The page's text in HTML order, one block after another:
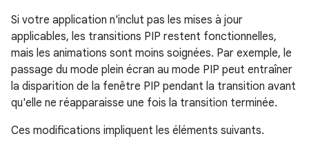
Si votre application n'inclut pas les mises à jour
applicables, les transitions PIP restent fonctionnelles,
mais les animations sont moins soignées. Par exemple, le
passage du mode plein écran au mode PIP peut entraîner
la disparition de la fenêtre PIP pendant la transition avant
qu'elle ne réapparaisse une fois la transition terminée.
Ces modifications impliquent les éléments suivants.